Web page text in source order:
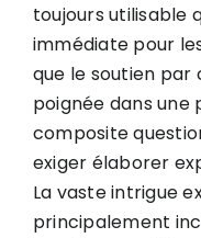
toujours utilisable
immédiate pour
que le soutien par
poignée dans une
composite
exiger élaborer
La vaste intrigue
principalement